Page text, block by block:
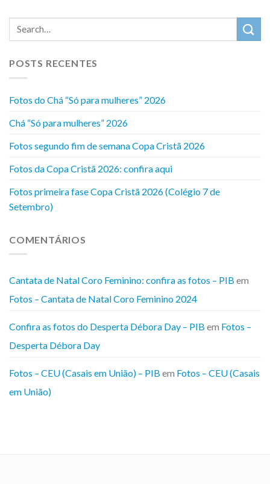
POSTS RECENTES
Fotos do Chá “Só para mulheres” 2026
Chá “Só para mulheres” 2026
Fotos segundo fim de semana Copa Cristã 2026
Fotos da Copa Cristã 2026: confira aqui
Fotos primeira fase Copa Cristã 2026 (Colégio 7 de
Setembro)
COMENTÁRIOS
Cantata de Natal Coro Feminino: confira as fotos – PIB em
Fotos – Cantata de Natal Coro Feminino 2024
Confira as fotos do Desperta Débora Day – PIB em Fotos –
Desperta Débora Day
Fotos – CEU (Casais em União) – PIB em Fotos – CEU (Casais
em União)